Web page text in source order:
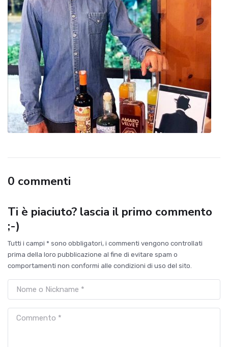
0 commenti
Ti è piaciuto? lascia il primo commento
;-)
Tutti i campi * sono obbligatori, i commenti vengono controllati
prima della loro pubblicazione al fine di evitare spam o
comportamenti non conformi alle condizioni di uso del sito.